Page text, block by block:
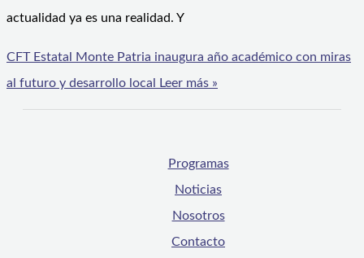
actualidad ya es una realidad. Y
CFT Estatal Monte Patria inaugura año académico con miras
al futuro y desarrollo local
Leer más »
Programas
Noticias
Nosotros
Contacto